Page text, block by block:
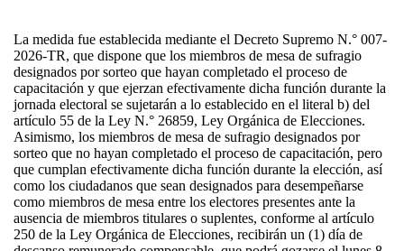
La medida fue establecida mediante el Decreto Supremo N.° 007-
2026-TR, que dispone que los miembros de mesa de sufragio
designados por sorteo que hayan completado el proceso de
capacitación y que ejerzan efectivamente dicha función durante la
jornada electoral se sujetarán a lo establecido en el literal b) del
artículo 55 de la Ley N.° 26859, Ley Orgánica de Elecciones.
Asimismo, los miembros de mesa de sufragio designados por
sorteo que no hayan completado el proceso de capacitación, pero
que cumplan efectivamente dicha función durante la elección, así
como los ciudadanos que sean designados para desempeñarse
como miembros de mesa entre los electores presentes ante la
ausencia de miembros titulares o suplentes, conforme al artículo
250 de la Ley Orgánica de Elecciones, recibirán un (1) día de